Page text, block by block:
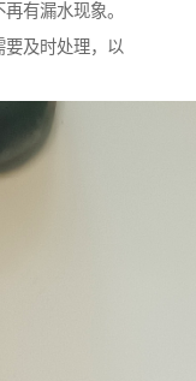
有漏水现象。
要及时处理，以